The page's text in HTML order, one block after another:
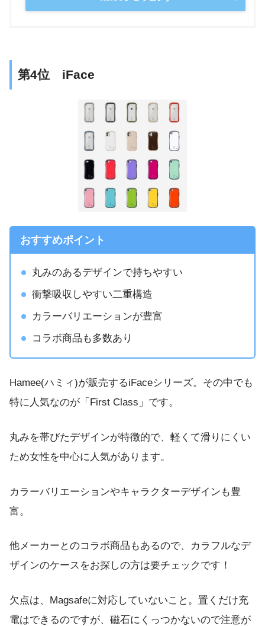
第4位 iFace
おすすめポイント
丸みのあるデザインで持ちやすい
衝撃吸収しやすい二重構造
カラーバリエーションが豊富
コラボ商品も多数あり
Hamee(ハミィ)が販売するiFaceシリーズ。その中でも
特に人気なのが「First Class」です。
丸みを帯びたデザインが特徴的で、軽くて滑りにくい
ため女性を中心に人気があります。
カラーバリエーションやキャラクターデザインも豊
富。
他メーカーとのコラボ商品もあるので、カラフルなデ
ザインのケースをお探しの方は要チェックです！
欠点は、Magsafeに対応していないこと。置くだけ充
電はできるのですが、磁石にくっつかないので注意が